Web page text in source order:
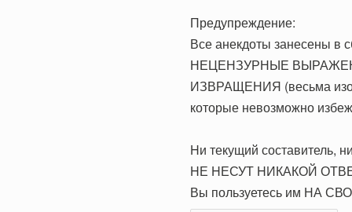
Предупреждение:
Все анекдоты занесены в
НЕЦЕНЗУРНЫЕ
ИЗВРАЩЕНИЯ (весьма
которые невозможно
Hи текущий составитель,
HЕ HЕСУТ HИКАКОЙ
Вы пользуетесь им НА